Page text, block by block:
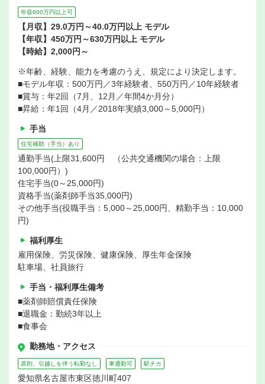
年収600万円以上可
【月収】29.0万円～40.0万円以上 モデル
【年収】450万円～630万円以上 モデル
【時給】2,000円～
※年齢、経験、能力を考慮のうえ、規定により決定します。
■モデル年収：500万円／3年経験者、550万円／10年経験者
■賞与：年2回（7月、12月／年間4か月分）
■昇給：年1回（4月／2018年実績3,000～5,000円）
手当
住宅補助（手当）あり
通勤手当(上限31,600円 （公共交通機関の場合：上限
100,000円）)
住宅手当(0～25,000円)
資格手当(薬剤師手当35,000円)
その他手当(役職手当：5,000～25,000円、精勤手当：10,000
円)
福利厚生
雇用保険、労災保険、健康保険、厚生年金保険
駐車場、社員旅行
手当・福利厚生備考
■薬剤師賠償責任保険
■退職金：勤続3年以上
■食事会
勤務地・アクセス
原則、引越しを伴う転勤なし 車通勤可 駅チカ
愛知県名古屋市東区徳川町407